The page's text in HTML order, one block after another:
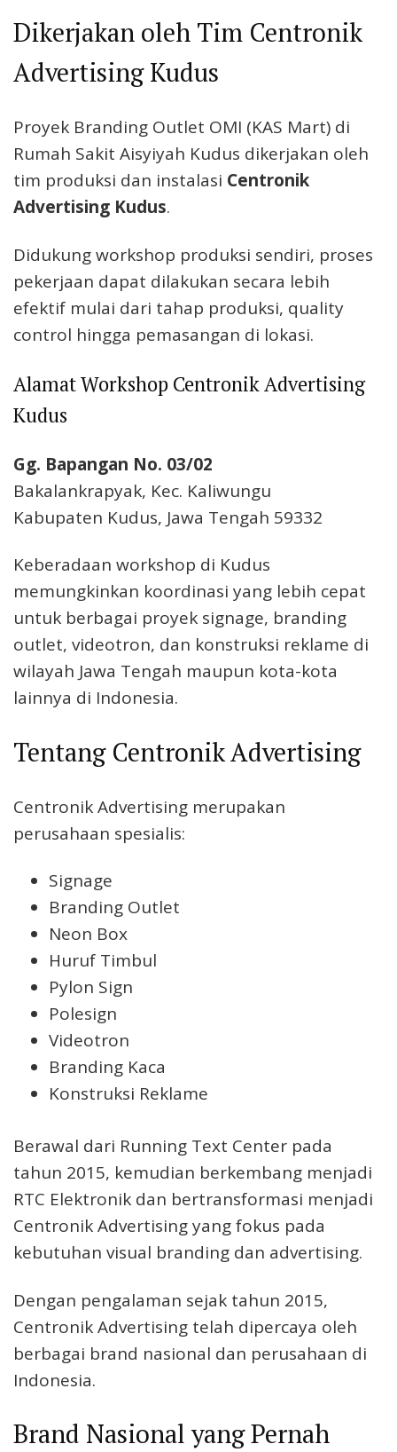
Dikerjakan oleh Tim Centronik
Advertising Kudus
Proyek Branding Outlet OMI (KAS Mart) di
Rumah Sakit Aisyiyah Kudus dikerjakan oleh
tim produksi dan instalasi Centronik
Advertising Kudus.
Didukung workshop produksi sendiri, proses
pekerjaan dapat dilakukan secara lebih
efektif mulai dari tahap produksi, quality
control hingga pemasangan di lokasi.
Alamat Workshop Centronik Advertising
Kudus
Gg. Bapangan No. 03/02
Bakalankrapyak, Kec. Kaliwungu
Kabupaten Kudus, Jawa Tengah 59332
Keberadaan workshop di Kudus
memungkinkan koordinasi yang lebih cepat
untuk berbagai proyek signage, branding
outlet, videotron, dan konstruksi reklame di
wilayah Jawa Tengah maupun kota-kota
lainnya di Indonesia.
Tentang Centronik Advertising
Centronik Advertising merupakan
perusahaan spesialis:
Signage
Branding Outlet
Neon Box
Huruf Timbul
Pylon Sign
Polesign
Videotron
Branding Kaca
Konstruksi Reklame
Berawal dari Running Text Center pada
tahun 2015, kemudian berkembang menjadi
RTC Elektronik dan bertransformasi menjadi
Centronik Advertising yang fokus pada
kebutuhan visual branding dan advertising.
Dengan pengalaman sejak tahun 2015,
Centronik Advertising telah dipercaya oleh
berbagai brand nasional dan perusahaan di
Indonesia.
Brand Nasional yang Pernah